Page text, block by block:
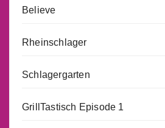
Believe
Rheinschlager
Schlagergarten
GrillTastisch Episode 1